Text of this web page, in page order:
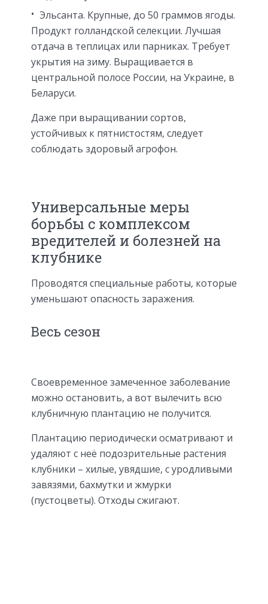
Эльсанта. Крупные, до 50 граммов ягоды.
Продукт голландской селекции. Лучшая
отдача в теплицах или парниках. Требует
укрытия на зиму. Выращивается в
центральной полосе России, на Украине, в
Беларуси.
Даже при выращивании сортов,
устойчивых к пятнистостям, следует
соблюдать здоровый агрофон.
Универсальные меры
борьбы с комплексом
вредителей и болезней на
клубнике
Проводятся специальные работы, которые
уменьшают опасность заражения.
Весь сезон
Своевременное замеченное заболевание
можно остановить, а вот вылечить всю
клубничную плантацию не получится.
Плантацию периодически осматривают и
удаляют с неё подозрительные растения
клубники – хилые, увядшие, с уродливыми
завязями, бахмутки и жмурки
(пустоцветы). Отходы сжигают.